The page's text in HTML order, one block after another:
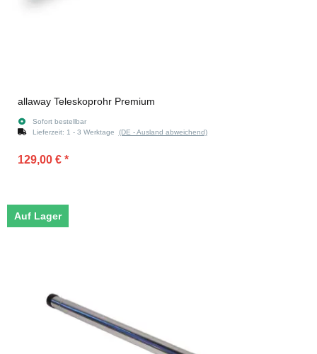
allaway Teleskoprohr Premium
Sofort bestellbar
Lieferzeit: 1 - 3 Werktage (DE - Ausland abweichend)
129,00 € *
Auf Lager